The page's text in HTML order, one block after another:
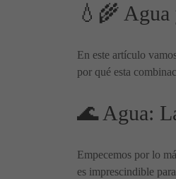
💧🌾
En este artículo
por qué esta
🌊 Agua:
Empecemos por lo
es imprescindible